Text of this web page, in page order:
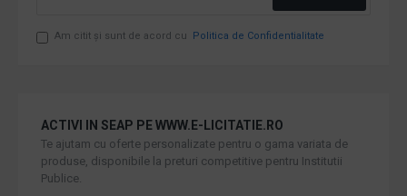
Am citit şi sunt de acord cu Politica de Confidentialitate
ACTIVI IN SEAP PE WWW.E-LICITATIE.RO
Te ajutam cu oferte personalizate pentru o gama variata de
produse, disponibile la preturi competitive pentru Institutii
Publice.